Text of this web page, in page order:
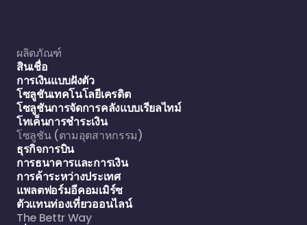
ผลิตภัณฑ์
สินเชื่อ
การเงินแบบฝังตัว
โซลูชันเทคโนโลยีเครดิต
โซลูชันการจัดการคลังแบบเรียลไทม์
โทเค็นการชำระเงิน
โซลูชัน (ตามอุตสาหกรรม)
ธุรกิจการบิน
การธนาคารและการเงิน
การค้าระหว่างประเทศ
แพลตฟอร์มอีคอมเมิร์ซ
ตัวแทนท่องเที่ยวออนไลน์
The Bettr Way